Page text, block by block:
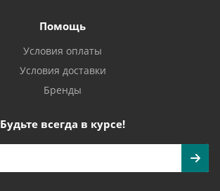
Помощь
Условия оплаты
Условия доставки
Бренды
Будьте всегда в курсе!